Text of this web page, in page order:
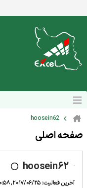
hoosein62
صفحه اصلی
hoosein62
آخرین فعالیت: 2017/06/25, 10:58